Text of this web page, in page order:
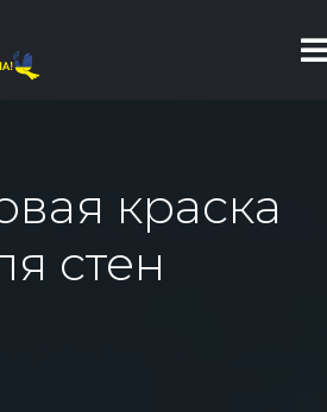
краска
стен